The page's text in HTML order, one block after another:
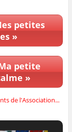
petites
»
petite
»
de l'Association...